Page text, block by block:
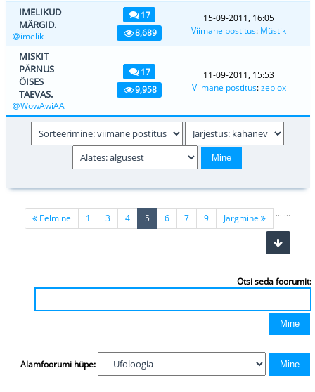
IMELIKUD
MÄRGID.
imelik
17
8,689
15-09-2011, 16:05
Viimane postitus: Müstik
MISKIT
PÄRNUS
ÖISES
TAEVAS.
WowAwiAA
17
9,958
11-09-2011, 15:53
Viimane postitus:zeblox
Eelmine 1 ...
3 4 5 (current)
6 7 ...
9 Järgmine
Otsi seda foorumit:
Alamfoorumi hüpe: